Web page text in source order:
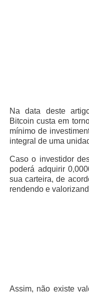
Na data deste
Bitcoin custa em
mínimo de
integral de uma
Caso o investidor
poderá adquirir
sua carteira, de
rendendo e
Assim, não existe